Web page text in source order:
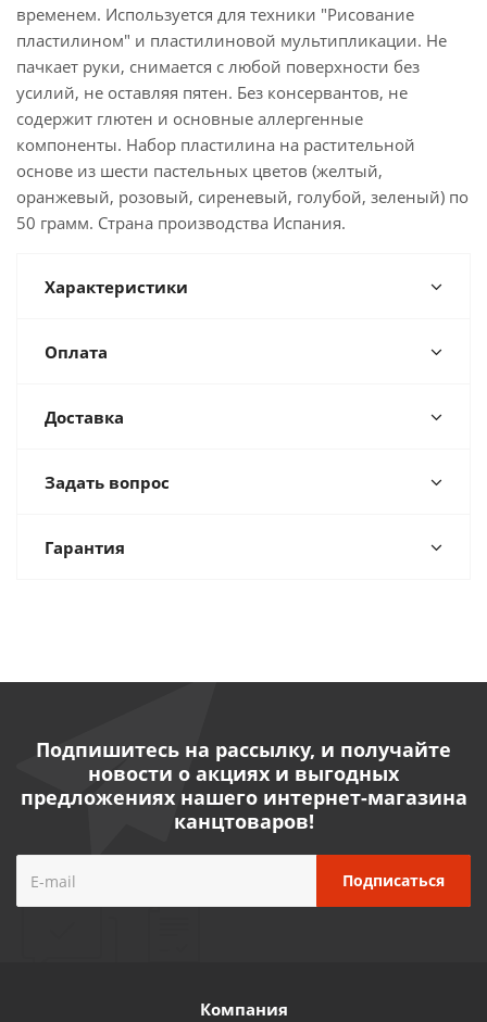
временем. Используется для техники "Рисование
пластилином" и пластилиновой мультипликации. Не
пачкает руки, снимается с любой поверхности без
усилий, не оставляя пятен. Без консервантов, не
содержит глютен и основные аллергенные
компоненты. Набор пластилина на растительной
основе из шести пастельных цветов (желтый,
оранжевый, розовый, сиреневый, голубой, зеленый) по
50 грамм. Страна производства Испания.
Характеристики
Оплата
Доставка
Задать вопрос
Гарантия
Подпишитесь на рассылку, и получайте
новости о акциях и выгодных
предложениях нашего интернет-магазина
канцтоваров!
Компания